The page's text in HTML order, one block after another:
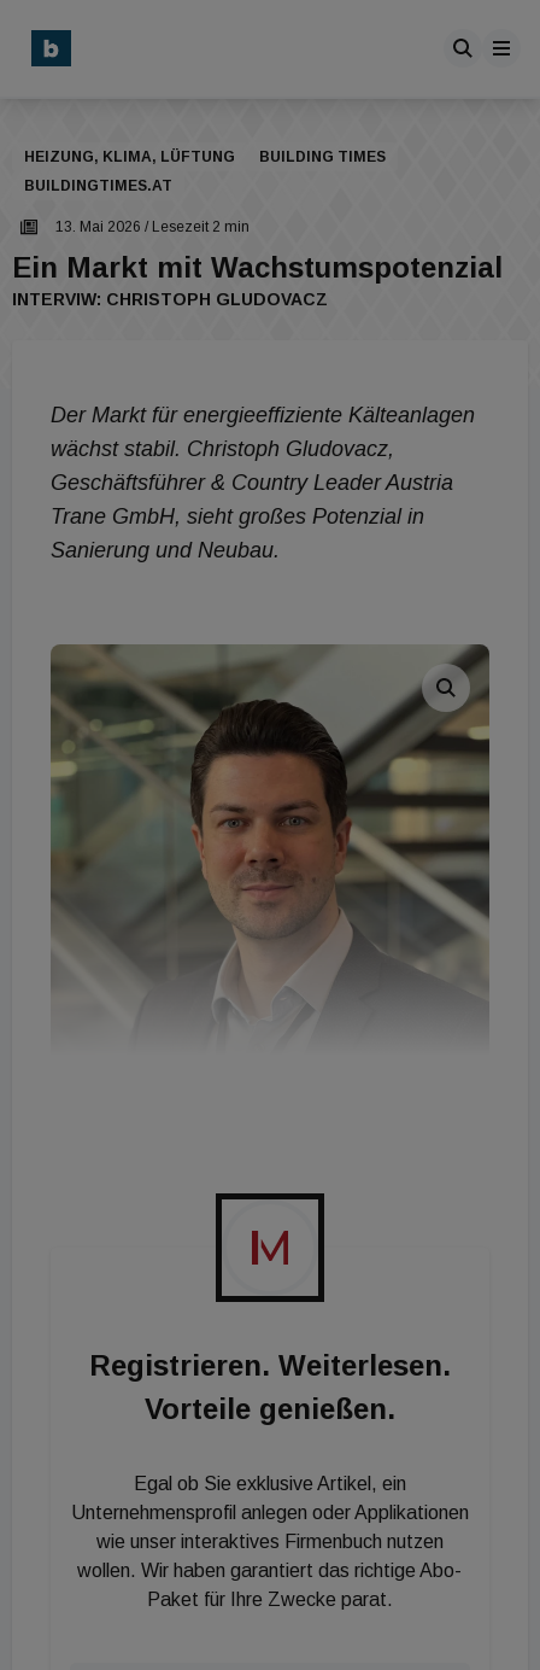
HEIZUNG, KLIMA, LÜFTUNG
BUILDING TIMES
BUILDINGTIMES.AT
13. Mai 2026 / Lesezeit 2 min
Ein Markt mit Wachstumspotenzial
INTERVIW: CHRISTOPH GLUDOVACZ
Der Markt für energieeffiziente Kälteanlagen
wächst stabil. Christoph Gludovacz,
Geschäftsführer & Country Leader Austria
Trane GmbH, sieht großes Potenzial in
Sanierung und Neubau.
Trane 2026_02_20 Profilbild 2 GMP Davidson US Kopie.jpg
Registrieren. Weiterlesen.
Vorteile genießen.
Egal ob Sie exklusive Artikel, ein
Unternehmensprofil anlegen oder Applikationen
wie unser interaktives Firmenbuch nutzen
wollen. Wir haben garantiert das richtige Abo-
Paket für Ihre Zwecke parat.